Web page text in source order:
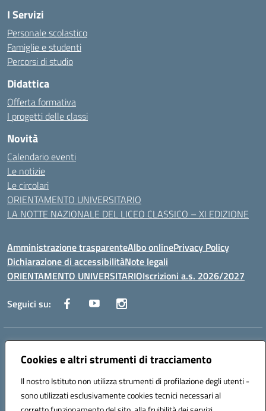
Cookies e altri strumenti di tracciamento
Il nostro Istituto non utilizza strumenti di profilazione degli utenti -
sono utilizzati esclusivamente cookies tecnici necessari al
I Servizi
Personale scolastico
Famiglie e studenti
Percorsi di studio
Didattica
Offerta formativa
I progetti delle classi
Novità
Calendario eventi
Le notizie
Le circolari
ORIENTAMENTO UNIVERSITARIO
LA NOTTE NAZIONALE DEL LICEO CLASSICO – XI EDIZIONE
Amministrazione trasparenteAlbo onlinePrivacy Policy
Dichiarazione di accessibilitàNote legali
ORIENTAMENTO UNIVERSITARIOIscrizioni a.s. 2026/2027
Seguici su:
Indirizzo:
Centralino:0882 331218 Email:fgps210002@istruzione.it
Codice fiscale: 93071630714
Codice meccanografico:
FGPS210002